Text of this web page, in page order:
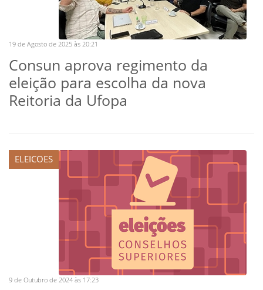
19 de Agosto de 2025 às 20:21
Consun aprova regimento da
eleição para escolha da nova
Reitoria da Ufopa
ELEICOES
9 de Outubro de 2024 às 17:23